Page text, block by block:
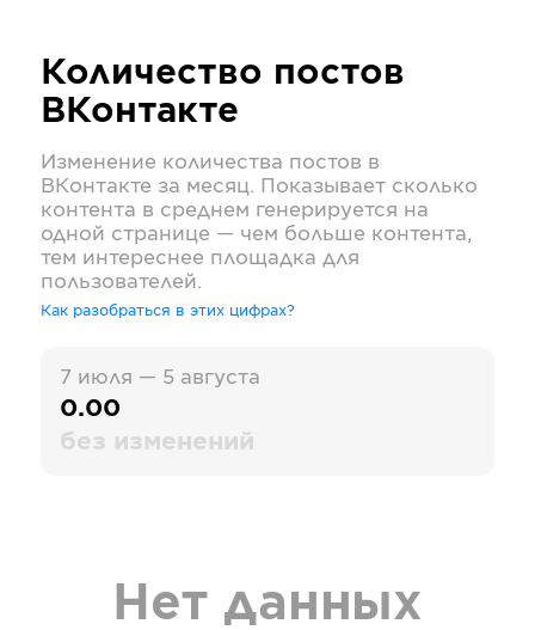
Количество постов
ВКонтакте
Изменение количества постов в
ВКонтакте за месяц. Показывает сколько
контента в среднем генерируется на
одной странице — чем больше контента,
тем интереснее площадка для
пользователей.
Как разобраться в этих цифрах?
7 июля — 5 августа
0.00
без изменений
Нет данных